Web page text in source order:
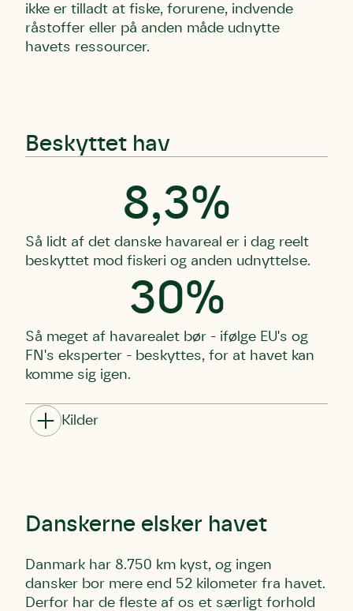
ikke er tilladt at fiske, forurene, indvende
råstoffer eller på anden måde udnytte
havets ressourcer.
Beskyttet hav
8,3%
Så lidt af det danske havareal er i dag reelt
beskyttet mod fiskeri og anden udnyttelse.
30%
Så meget af havarealet bør - ifølge EU's og
FN's eksperter - beskyttes, for at havet kan
komme sig igen.
Kilder
Danskerne elsker havet
Danmark har 8.750 km kyst, og ingen
dansker bor mere end 52 kilometer fra havet.
Derfor har de fleste af os et særligt forhold